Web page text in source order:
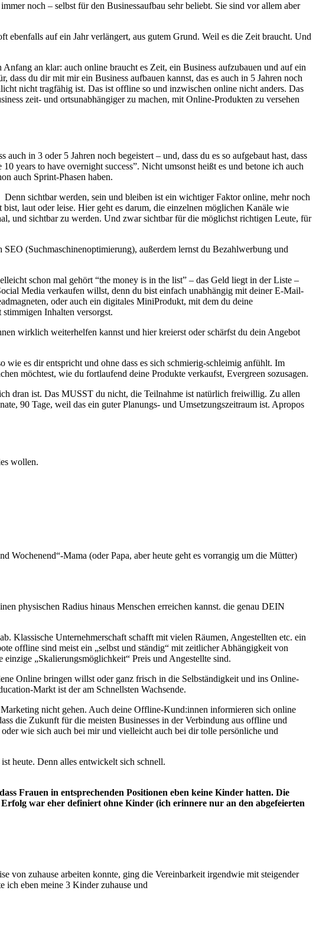
noch – selbst für den Businessaufbau sehr beliebt. Sie sind vor allem aber
auf ein Jahr verlängert, aus gutem Grund. Weil es die Zeit braucht. Und
an klar: auch online braucht es Zeit, ein Business aufzubauen und auf ein
du dir mit mir ein Business aufbauen kannst, das es auch in 5 Jahren noch
nicht tragfähig ist. Das ist offline so und inzwischen online nicht anders. Das
zeit- und ortsunabhängiger zu machen, mit Online-Produkten zu versehen
in 3 oder 5 Jahren noch begeistert – und, dass du es so aufgebaut hast, dass
years to have overnight success”. Nicht umsonst heißt es und betone ich auch
auch Sprint-Phasen haben.
sichtbar werden, sein und bleiben ist ein wichtiger Faktor online, mehr noch
laut oder leise. Hier geht es darum, die einzelnen möglichen Kanäle wie
und sichtbar zu werden. Und zwar sichtbar für die möglichst richtigen Leute, für
(Suchmaschinenoptimierung), außerdem lernst du Bezahlwerbung und
schon mal gehört “the money is in the list” – das Geld liegt in der Liste –
Media verkaufen willst, denn du bist einfach unabhängig mit deiner E-Mail-
oder auch ein digitales MiniProdukt, mit dem du deine
Inhalten versorgst.
wirklich weiterhelfen kannst und hier kreierst oder schärfst du dein Angebot
es dir entspricht und ohne dass es sich schmierig-schleimig anfühlt. Im
möchtest, wie du fortlaufend deine Produkte verkaufst, Evergreen sozusagen.
dran ist. Das MUSST du nicht, die Teilnahme ist natürlich freiwillig. Zu allen
90 Tage, weil das ein guter Planungs- und Umsetzungszeitraum ist. Apropos
wollen.
Wochenend“-Mama (oder Papa, aber heute geht es vorrangig um die Mütter)
physischen Radius hinaus Menschen erreichen kannst. die genau DEIN
Klassische Unternehmerschaft schafft mit vielen Räumen, Angestellten etc. ein
offline sind meist ein „selbst und ständig“ mit zeitlicher Abhängigkeit von
„Skalierungsmöglichkeit“ Preis und Angestellte sind.
Online bringen willst oder ganz frisch in die Selbständigkeit und ins Online-
Markt ist der am Schnellsten Wachsende.
nicht gehen. Auch deine Offline-Kund:innen informieren sich online
die Zukunft für die meisten Businesses in der Verbindung aus offline und
wie sich auch bei mir und vielleicht auch bei dir tolle persönliche und
heute. Denn alles entwickelt sich schnell.
Frauen in entsprechenden Positionen eben keine Kinder hatten. Die
war eher definiert ohne Kinder (ich erinnere nur an den abgefeierten
von zuhause arbeiten konnte, ging die Vereinbarkeit irgendwie mit steigender
ich eben meine 3 Kinder zuhause und